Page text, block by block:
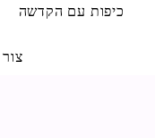
כיפות עם הקדשה